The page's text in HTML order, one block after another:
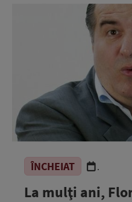
ÎNCHEIAT .
La mulţi ani,
CONCURSURI